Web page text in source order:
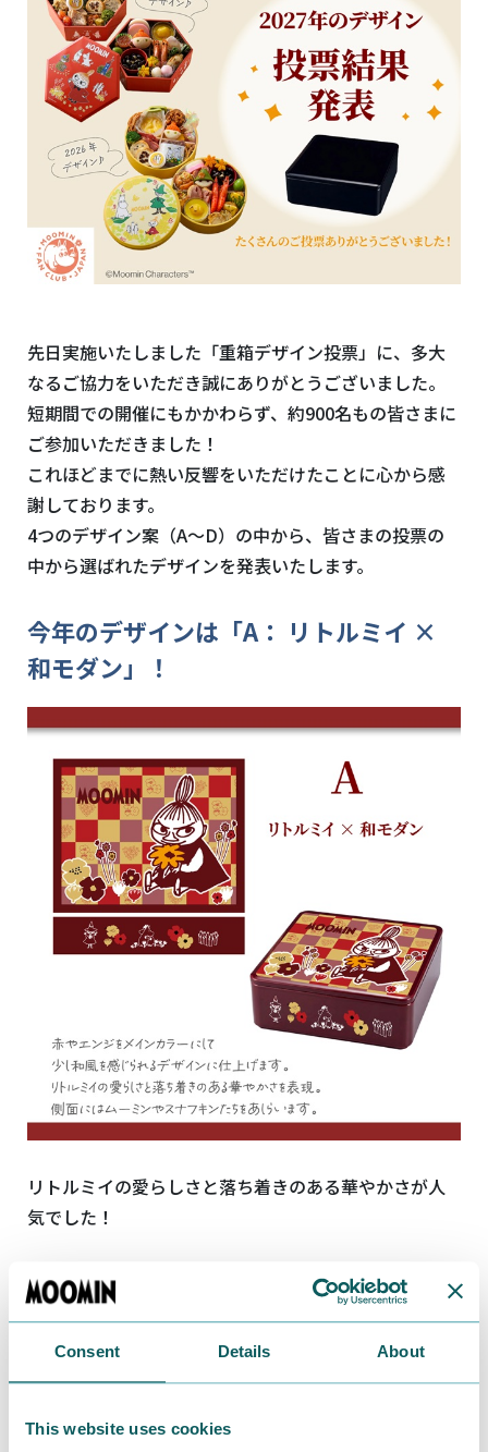
Consent Details About
This website uses cookies
先日実施いたしました「重箱デザイン投票」に、多大
なるご協力をいただき誠にありがとうございました。
短期間での開催にもかかわらず、約900名もの皆さまに
ご参加いただきました！
これほどまでに熱い反響をいただけたことに心から感
謝しております。
4つのデザイン案（A〜D）の中から、皆さまの投票の
中から選ばれたデザインを発表いたします。
今年のデザインは「A： リトルミイ ×
和モダン」！
リトルミイの愛らしさと落ち着きのある華やかさが人
気でした！
皆さまの「声」を、最高のカタチに。
トルミイ × 和モダン」のデザインと内容をより魅力的